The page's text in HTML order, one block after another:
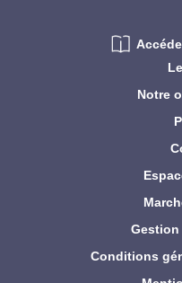
Notre
Conditions